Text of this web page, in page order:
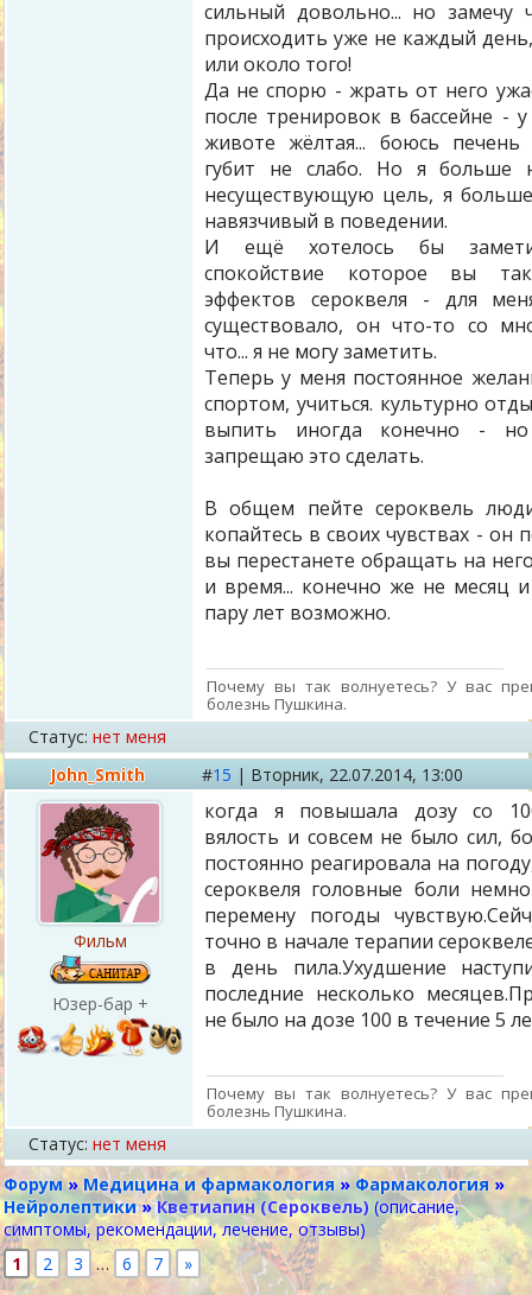
сильный довольно... но замечу
происходить уже не каждый
или около того!
Да не спорю - жрать от него
после тренировок в бассейне -
животе жёлтая... боюсь
губит не слабо. Но я больше
несуществующую цель, я
навязчивый в поведении.
И ещё хотелось бы
спокойствие которое вы
эффектов сероквеля - для
существовало, он что-то со
что... я не могу заметить.
Теперь у меня постоянное
спортом, учиться. культурно
выпить иногда конечно - но
запрещаю это сделать.
В общем пейте сероквель
копайтесь в своих чувствах - он
вы перестанете обращать на
и время... конечно же не месяц
пару лет возможно.
Почему вы так волнуетесь? У вас
болезнь Пушкина.
Статус: нет меня
John_Smith
#15 | Вторник, 22.07.2014, 13:00
Фильм
Юзер-бар +
когда я повышала дозу со
вялость и совсем не было сил,
постоянно реагировала на
сероквеля головные боли
перемену погоды
точно в начале терапии
в день пила.Ухудшение
последние несколько
не было на дозе 100 в течение 5
Почему вы так волнуетесь? У вас
болезнь Пушкина.
Статус: нет меня
Форум » Медицина и фармакология » Фармакология »
Нейролептики » Кветиапин (Сероквель) (описание,
симптомы, рекомендации, лечение, отзывы)
1
2 3 … 6 7 »